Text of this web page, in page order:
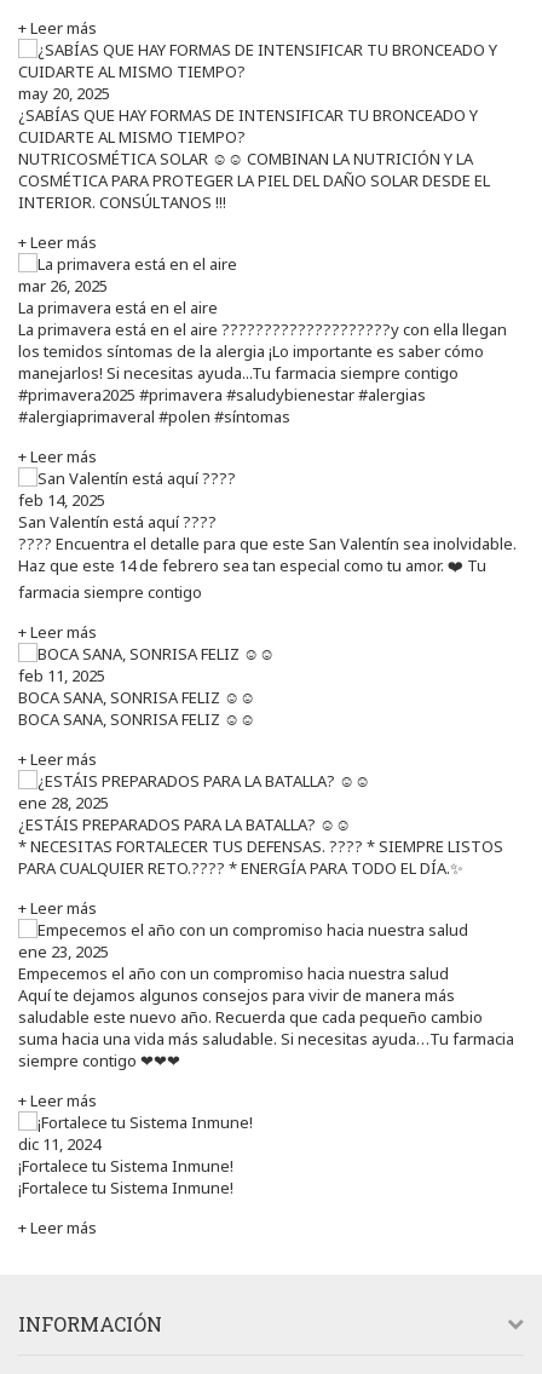
+ Leer más
may 20, 2025
¿SABÍAS QUE HAY FORMAS DE INTENSIFICAR TU BRONCEADO Y
CUIDARTE AL MISMO TIEMPO?
NUTRICOSMÉTICA SOLAR ☺️☺️ COMBINAN LA NUTRICIÓN Y LA
COSMÉTICA PARA PROTEGER LA PIEL DEL DAÑO SOLAR DESDE EL
INTERIOR. CONSÚLTANOS !!!
+ Leer más
mar 26, 2025
La primavera está en el aire
La primavera está en el aire ????????????????????y con ella llegan
los temidos síntomas de la alergia ¡Lo importante es saber cómo
manejarlos! Si necesitas ayuda...Tu farmacia siempre contigo
#primavera2025 #primavera #saludybienestar #alergias
#alergiaprimaveral #polen #síntomas
+ Leer más
feb 14, 2025
San Valentín está aquí ????
???? Encuentra el detalle para que este San Valentín sea inolvidable.
Haz que este 14 de febrero sea tan especial como tu amor. ❤️ Tu
farmacia siempre contigo
+ Leer más
feb 11, 2025
BOCA SANA, SONRISA FELIZ ☺️☺️
BOCA SANA, SONRISA FELIZ ☺️☺️
+ Leer más
ene 28, 2025
¿ESTÁIS PREPARADOS PARA LA BATALLA? ☺️☺️
* NECESITAS FORTALECER TUS DEFENSAS. ????️ * SIEMPRE LISTOS
PARA CUALQUIER RETO.???? * ENERGÍA PARA TODO EL DÍA.✨
+ Leer más
ene 23, 2025
Empecemos el año con un compromiso hacia nuestra salud
Aquí te dejamos algunos consejos para vivir de manera más
saludable este nuevo año. Recuerda que cada pequeño cambio
suma hacia una vida más saludable. Si necesitas ayuda…Tu farmacia
siempre contigo ❤❤❤
+ Leer más
dic 11, 2024
¡Fortalece tu Sistema Inmune!
¡Fortalece tu Sistema Inmune!
+ Leer más
INFORMACIÓN